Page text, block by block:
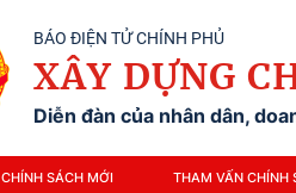
BÁO ĐIỆN TỬ CHÍNH PHỦ
XÂY DỰNG
Diễn đàn của nhân dân,
CHÍNH SÁCH MỚI THAM VẤN CHÍNH